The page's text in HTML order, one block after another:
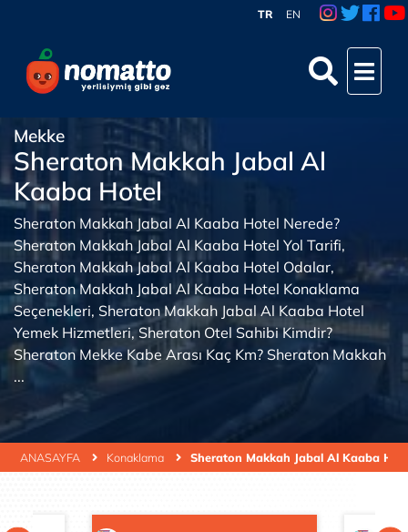
TR EN
ANASAYFA Konaklama Sheraton Makkah Jabal Al Kaaba
Mekke
Sheraton Makkah Jabal Al
Kaaba Hotel
Sheraton Makkah Jabal Al Kaaba Hotel Nerede?
Sheraton Makkah Jabal Al Kaaba Hotel Yol Tarifi,
Sheraton Makkah Jabal Al Kaaba Hotel Odalar,
Sheraton Makkah Jabal Al Kaaba Hotel Konaklama
Seçenekleri, Sheraton Makkah Jabal Al Kaaba Hotel
Yemek Hizmetleri, Sheraton Otel Sahibi Kimdir?
Sheraton Mekke Kabe Arası Kaç Km? Sheraton Makkah
...